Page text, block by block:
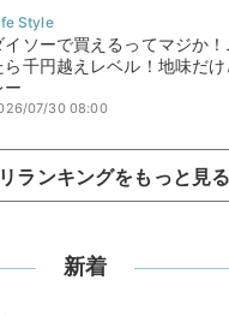
イソーで買えるってマジか
ら千円越えレベル！地味だけ
ー
07/30 08:00
ランキングをもっと見る
新着